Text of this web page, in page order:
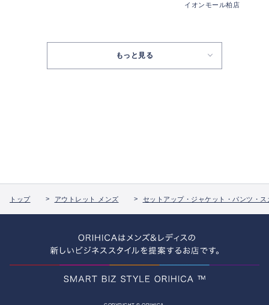
イオンモール柏店
もっと見る
トップ アウトレット メンズ セットアップ・ジャケット・パンツ・ス